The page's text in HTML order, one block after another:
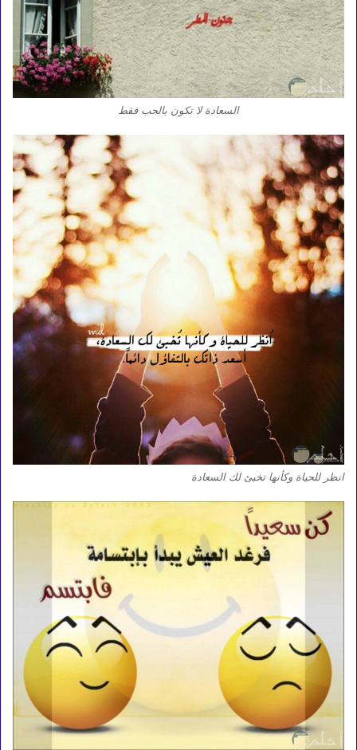
السعادة لا تكون بالحب فقط
انظر للحياة وكأنها تخبئ لك السعادة